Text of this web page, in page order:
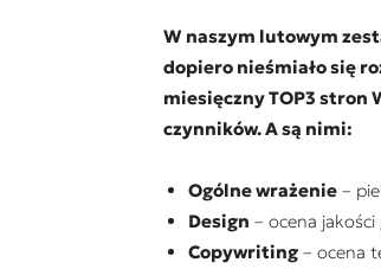
W naszym lutowym
dopiero nieśmiało się
miesięczny TOP3 stron
czynników. A są nimi:
Ogólne wrażenie –
Design – ocena
Copywriting – ocena